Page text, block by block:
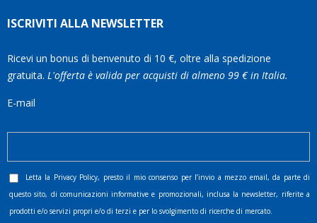
ISCRIVITI ALLA NEWSLETTER
Ricevi un bonus di benvenuto di 10 €, oltre alla spedizione
gratuita. L'offerta è valida per acquisti di almeno 99 € in Italia.
E-mail
Letta la Privacy Policy, presto il mio consenso per l’invio a mezzo email, da parte di
questo sito, di comunicazioni informative e promozionali, inclusa la newsletter, riferite a
prodotti e/o servizi propri e/o di terzi e per lo svolgimento di ricerche di mercato.